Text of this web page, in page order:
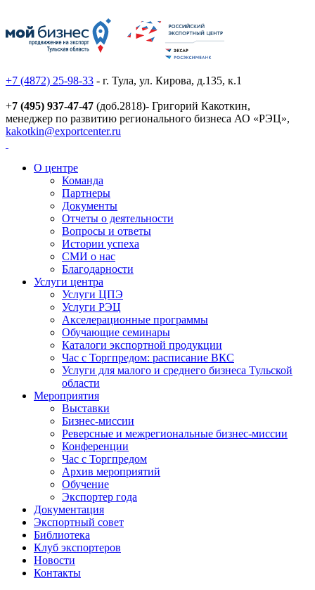
+7 (4872) 25-98-33 - г. Тула, ул. Кирова, д.135, к.1
+7 (495) 937-47-47 (доб.2818)- Григорий Какоткин,
менеджер по развитию регионального бизнеса АО «РЭЦ»,
kakotkin@exportcenter.ru
О центре
Команда
Партнеры
Документы
Отчеты о деятельности
Вопросы и ответы
Истории успеха
СМИ о нас
Благодарности
Услуги центра
Услуги ЦПЭ
Услуги РЭЦ
Акселерационные программы
Обучающие семинары
Каталоги экспортной продукции
Час с Торгпредом: расписание ВКС
Услуги для малого и среднего бизнеса Тульской
области
Мероприятия
Выставки
Бизнес-миссии
Реверсные и межрегиональные бизнес-миссии
Конференции
Час с Торгпредом
Архив мероприятий
Обучение
Экспортер года
Документация
Экспортный совет
Библиотека
Клуб экспортеров
Новости
Контакты